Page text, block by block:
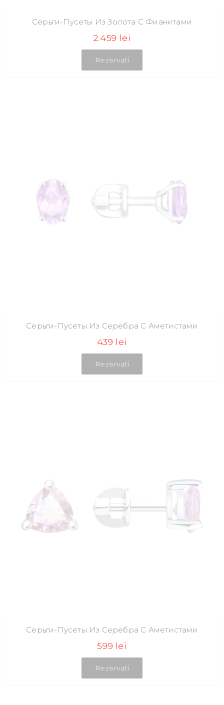
Серьги-Пусеты Из Золота С Фианитами
2.459 lei
Rezervati
Серьги-Пусеты Из Серебра С Аметистами
439 lei
Rezervati
Серьги-Пусеты Из Серебра С Аметистами
599 lei
Rezervati